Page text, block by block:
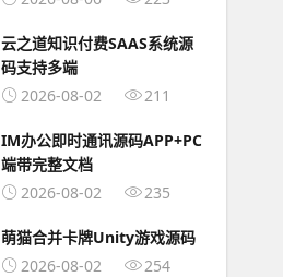
云之道知识付费SAAS系统源
码支持多端
2026-08-02
211
IM办公即时通讯源码APP+PC
端带完整文档
2026-08-02
235
萌猫合并卡牌Unity游戏源码
2026-08-02
254